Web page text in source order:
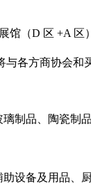
（D 区 +A 区
各方商协会
制品、陶瓷制
设备及用品、